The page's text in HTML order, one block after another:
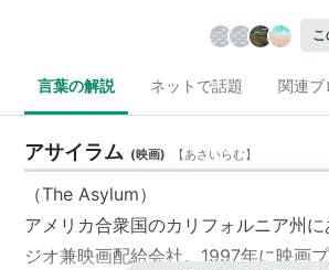
こ
言葉の解説 ネットで話題 関連ブ
アサイラム (映画) 【あさいらむ】
（The Asylum）
アメリカ合衆国のカリフォルニア州
ジオ兼映画配給会社。1997年に映画